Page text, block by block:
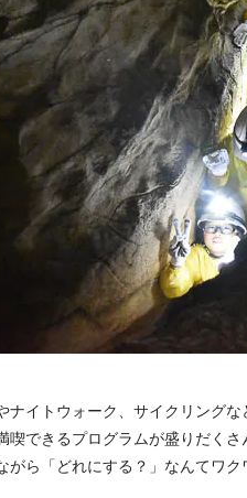
ナイトウォーク、サイクリング
喫できるプログラムが盛りだく
がら「どれにする？」なんてワク